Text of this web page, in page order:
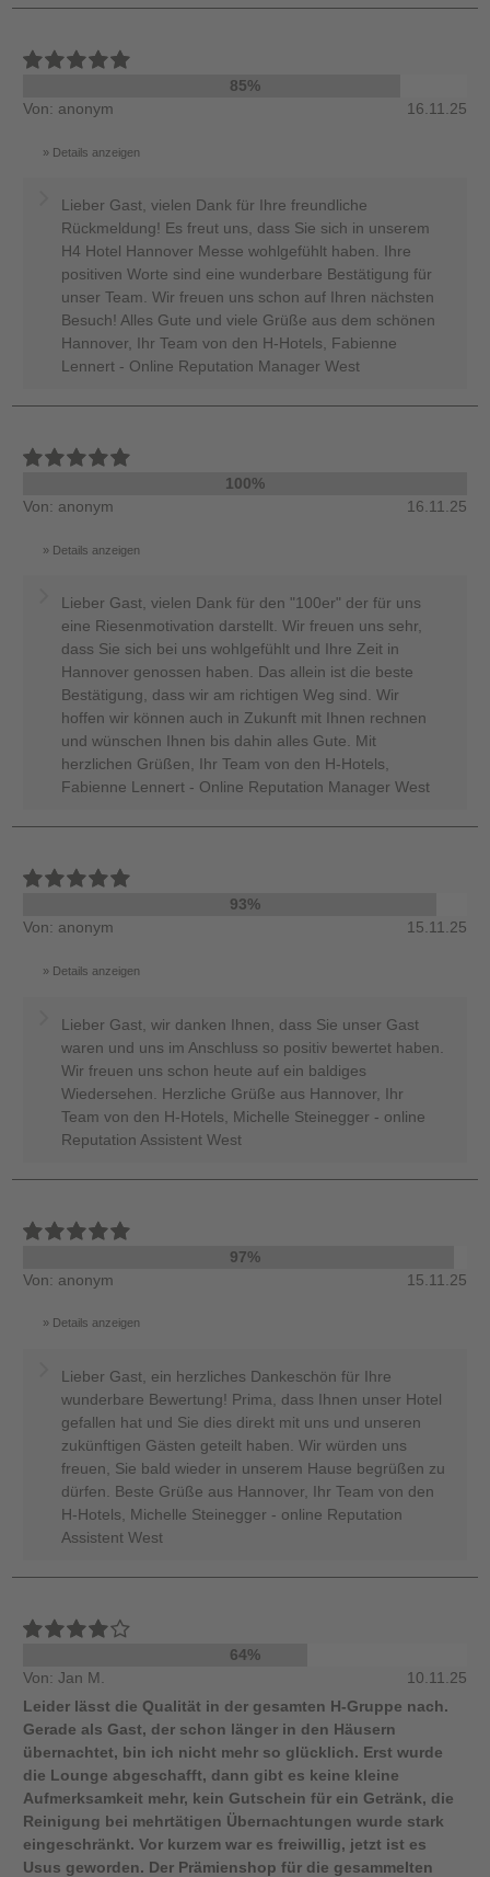
85%
Von: anonym
16.11.25
Details anzeigen
Lieber Gast, vielen Dank für Ihre freundliche
Rückmeldung! Es freut uns, dass Sie sich in unserem
H4 Hotel Hannover Messe wohlgefühlt haben. Ihre
positiven Worte sind eine wunderbare Bestätigung für
unser Team. Wir freuen uns schon auf Ihren nächsten
Besuch! Alles Gute und viele Grüße aus dem schönen
Hannover, Ihr Team von den H-Hotels, Fabienne
Lennert - Online Reputation Manager West
100%
Von: anonym
16.11.25
Details anzeigen
Lieber Gast, vielen Dank für den "100er" der für uns
eine Riesenmotivation darstellt. Wir freuen uns sehr,
dass Sie sich bei uns wohlgefühlt und Ihre Zeit in
Hannover genossen haben. Das allein ist die beste
Bestätigung, dass wir am richtigen Weg sind. Wir
hoffen wir können auch in Zukunft mit Ihnen rechnen
und wünschen Ihnen bis dahin alles Gute. Mit
herzlichen Grüßen, Ihr Team von den H-Hotels,
Fabienne Lennert - Online Reputation Manager West
93%
Von: anonym
15.11.25
Details anzeigen
Lieber Gast, wir danken Ihnen, dass Sie unser Gast
waren und uns im Anschluss so positiv bewertet haben.
Wir freuen uns schon heute auf ein baldiges
Wiedersehen. Herzliche Grüße aus Hannover, Ihr
Team von den H-Hotels, Michelle Steinegger - online
Reputation Assistent West
97%
Von: anonym
15.11.25
Details anzeigen
Lieber Gast, ein herzliches Dankeschön für Ihre
wunderbare Bewertung! Prima, dass Ihnen unser Hotel
gefallen hat und Sie dies direkt mit uns und unseren
zukünftigen Gästen geteilt haben. Wir würden uns
freuen, Sie bald wieder in unserem Hause begrüßen zu
dürfen. Beste Grüße aus Hannover, Ihr Team von den
H-Hotels, Michelle Steinegger - online Reputation
Assistent West
64%
Von: Jan M.
10.11.25
Leider lässt die Qualität in der gesamten H-Gruppe nach.
Gerade als Gast, der schon länger in den Häusern
übernachtet, bin ich nicht mehr so glücklich. Erst wurde
die Lounge abgeschafft, dann gibt es keine kleine
Aufmerksamkeit mehr, kein Gutschein für ein Getränk, die
Reinigung bei mehrtätigen Übernachtungen wurde stark
eingeschränkt. Vor kurzem war es freiwillig, jetzt ist es
Usus geworden. Der Prämienshop für die gesammelten